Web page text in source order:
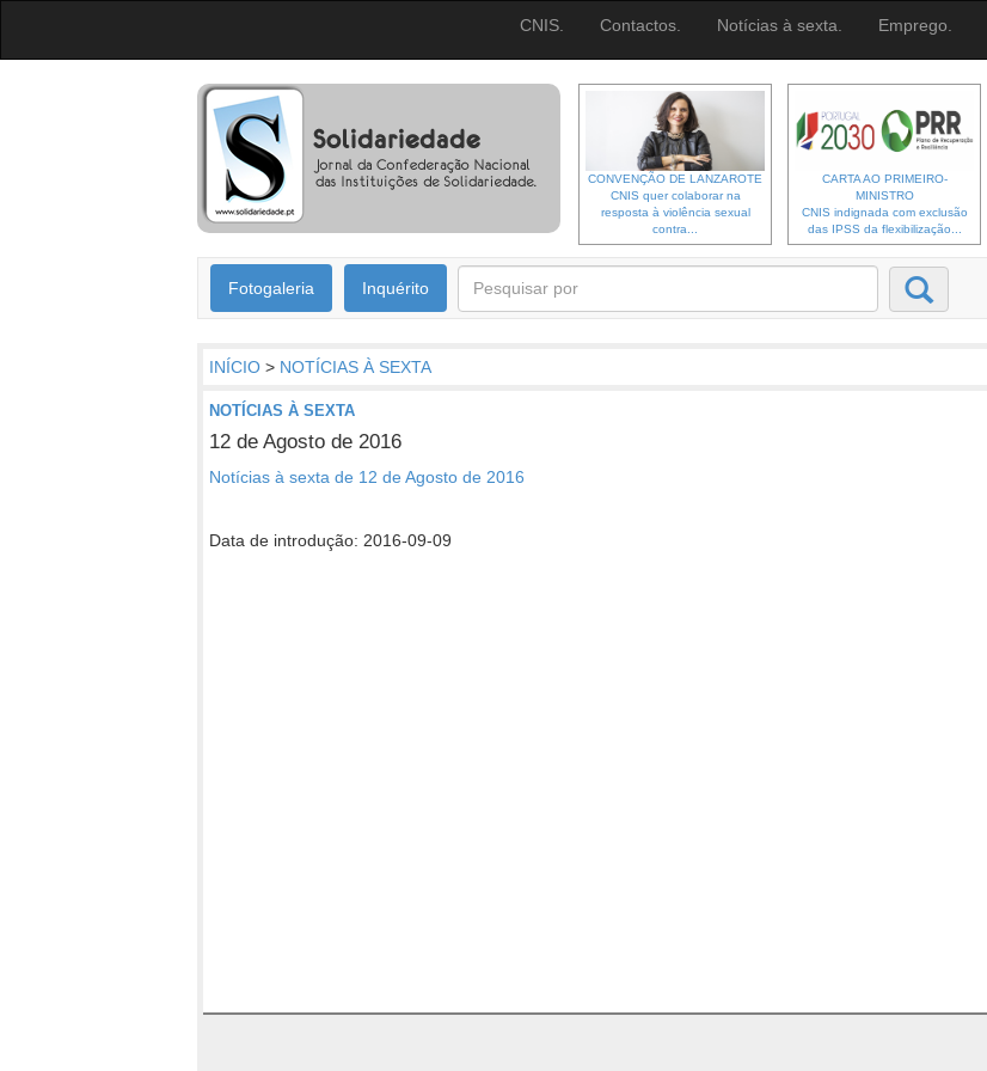
CNIS. Contactos. Notícias à sexta. Emprego.
CONVENÇÃO DE LANZAROTE
CNIS quer colaborar na
resposta à violência sexual
contra...
CARTA AO PRIMEIRO-
MINISTRO
CNIS indignada com exclusão
das IPSS da flexibilização...
Fotogaleria Inquérito
INÍCIO > NOTÍCIAS À SEXTA
NOTÍCIAS À SEXTA
12 de Agosto de 2016
Notícias à sexta de 12 de Agosto de 2016
Data de introdução: 2016-09-09